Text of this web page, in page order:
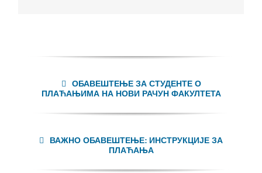
ОБАВЕШТЕЊЕ ЗА СТУДЕНТЕ О
ПЛАЋАЊИМА НА НОВИ РАЧУН ФАКУЛТЕТА
ВАЖНО ОБАВЕШТЕЊЕ: ИНСТРУКЦИЈЕ ЗА
ПЛАЋАЊА